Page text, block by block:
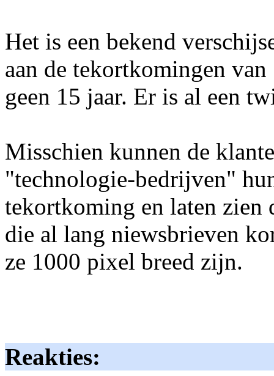
Het is een bekend
aan de tekortkomingen
geen 15 jaar. Er is al een
Misschien kunnen de
"technologie-bedrijven"
tekortkoming en laten zien
die al lang niewsbrieven
ze 1000 pixel breed zijn.
Reakties: